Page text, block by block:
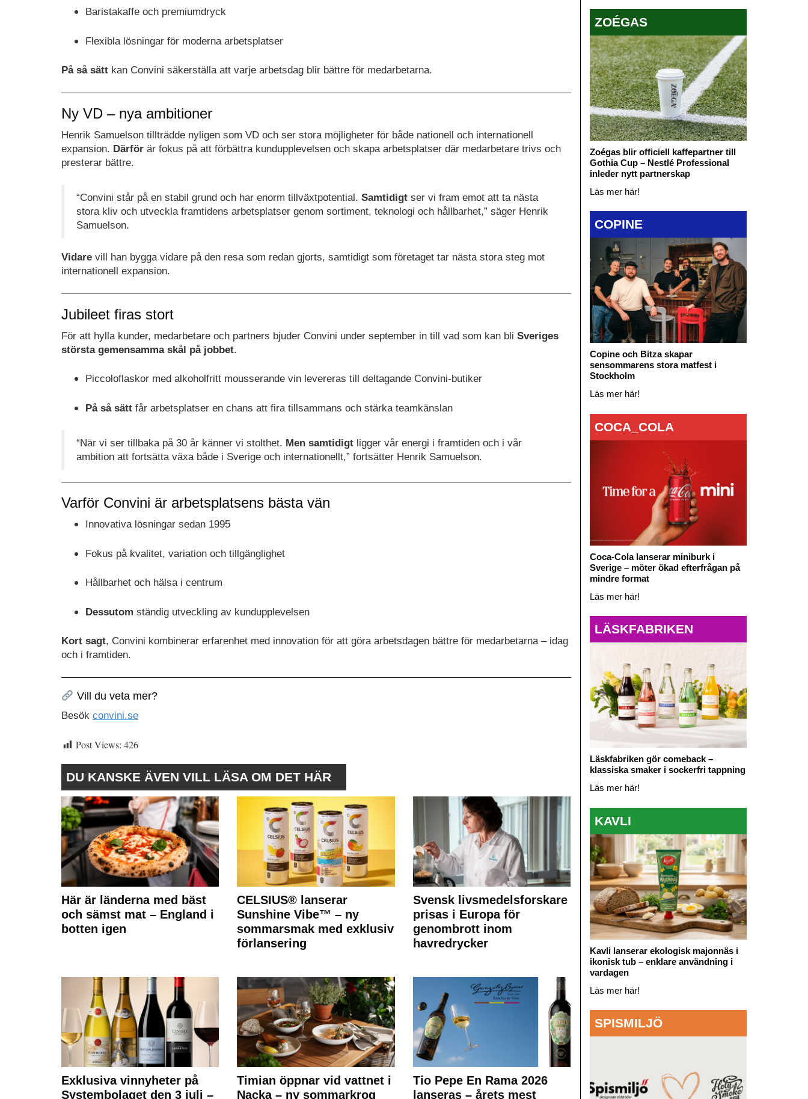
Baristakaffe och premiumdryck
Flexibla lösningar för moderna arbetsplatser
På så sätt kan Convini säkerställa att varje arbetsdag blir bättre för medarbetarna.
Ny VD – nya ambitioner
Henrik Samuelson tillträdde nyligen som VD och ser stora möjligheter för både nationell och internationell
expansion. Därför är fokus på att förbättra kundupplevelsen och skapa arbetsplatser där medarbetare trivs och
presterar bättre.
“Convini står på en stabil grund och har enorm tillväxtpotential. Samtidigt ser vi fram emot att ta nästa
stora kliv och utveckla framtidens arbetsplatser genom sortiment, teknologi och hållbarhet,” säger Henrik
Samuelson.
Vidare vill han bygga vidare på den resa som redan gjorts, samtidigt som företaget tar nästa stora steg mot
internationell expansion.
Jubileet firas stort
För att hylla kunder, medarbetare och partners bjuder Convini under september in till vad som kan bli Sveriges
största gemensamma skål på jobbet.
Piccoloflaskor med alkoholfritt mousserande vin levereras till deltagande Convini-butiker
På så sätt får arbetsplatser en chans att fira tillsammans och stärka teamkänslan
“När vi ser tillbaka på 30 år känner vi stolthet. Men samtidigt ligger vår energi i framtiden och i vår
ambition att fortsätta växa både i Sverige och internationellt,” fortsätter Henrik Samuelson.
Varför Convini är arbetsplatsens bästa vän
Innovativa lösningar sedan 1995
Fokus på kvalitet, variation och tillgänglighet
Hållbarhet och hälsa i centrum
Dessutom ständig utveckling av kundupplevelsen
Kort sagt, Convini kombinerar erfarenhet med innovation för att göra arbetsdagen bättre för medarbetarna – idag
och i framtiden.
Vill du veta mer?
Besök convini.se
Post Views: 426
DU KANSKE ÄVEN VILL LÄSA OM DET HÄR
Här är länderna med bäst
och sämst mat – England i
botten igen
CELSIUS® lanserar
Sunshine Vibe™ – ny
sommarsmak med exklusiv
förlansering
Svensk livsmedelsforskare
prisas i Europa för
genombrott inom
havredrycker
Exklusiva vinnyheter på
Systembolaget den 3 juli –
Timian öppnar vid vattnet i
Nacka – ny sommarkrog
Tio Pepe En Rama 2026
lanseras – årets mest
ZOÉGAS
Zoégas blir officiell kaffepartner till
Gothia Cup – Nestlé Professional
inleder nytt partnerskap
Läs mer här!
COPINE
Copine och Bitza skapar
sensommarens stora matfest i
Stockholm
Läs mer här!
COCA_COLA
Coca-Cola lanserar miniburk i
Sverige – möter ökad efterfrågan på
mindre format
Läs mer här!
LÄSKFABRIKEN
Läskfabriken gör comeback –
klassiska smaker i sockerfri tappning
Läs mer här!
KAVLI
Kavli lanserar ekologisk majonnäs i
ikonisk tub – enklare användning i
vardagen
Läs mer här!
SPISMILJÖ